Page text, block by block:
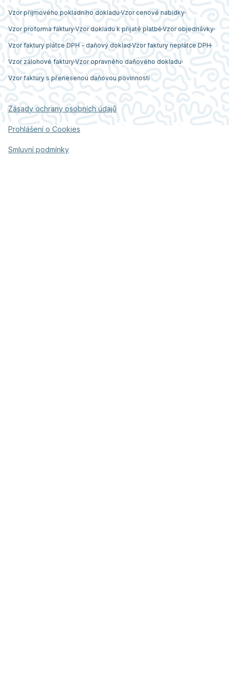
Vzor příjmového pokladního dokladu Vzor cenové nabídky
Vzor proforma fakturyVzor dokladu k přijaté platběVzor objednávky
Vzor faktury plátce DPH - daňový doklad Vzor faktury neplátce DPH
Vzor zálohové fakturyVzor opravného daňového dokladu
Vzor faktury s přenesenou daňovou povinností
Zásady ochrany osobních údajů
Prohlášení o Cookies
Smluvní podmínky